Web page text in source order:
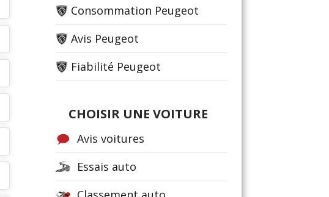
Consommation Peugeot
Avis Peugeot
Fiabilité Peugeot
CHOISIR UNE VOITURE
Avis voitures
Essais auto